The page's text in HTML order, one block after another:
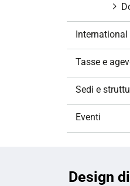
Tasse e
Sedi e
Eventi
Design di